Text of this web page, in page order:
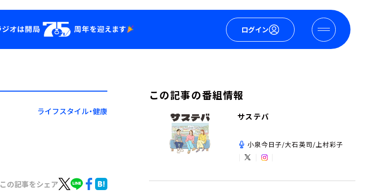
ログイン
YouTube
会社情報
ライフスタイル・健康
この記事をシェア
この記事の番組情報
サステバ
小泉今日子/大石英司/上村彩子